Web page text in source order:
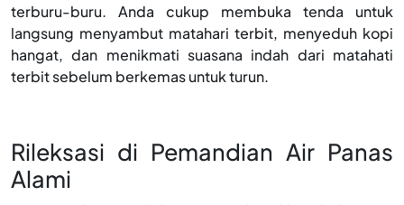
terburu-buru. Anda cukup membuka tenda untuk
langsung menyambut matahari terbit, menyeduh kopi
hangat, dan menikmati suasana indah dari matahati
terbit sebelum berkemas untuk turun.
Rileksasi di Pemandian Air Panas
Alami